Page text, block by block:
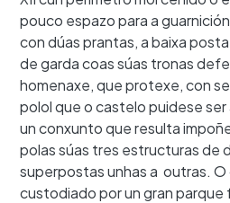
pouco espazo para a
con dúas prantas, a baixa
de garda coas súas tronas
homenaxe, que protexe, con
polol que o castelo puidese
un conxunto que resulta
polas súas tres estructuras de
superpostas unhas a outras.
custodiado por un gran